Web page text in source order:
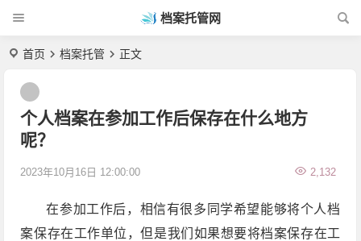
档案托管网
首页 档案托管 正文
个人档案在参加工作后保存在什么地方
呢？
2023年10月16日 12:00:00 2,132
在参加工作后，相信有很多同学希望能够将个人档
案保存在工作单位，但是我们如果想要将档案保存在工